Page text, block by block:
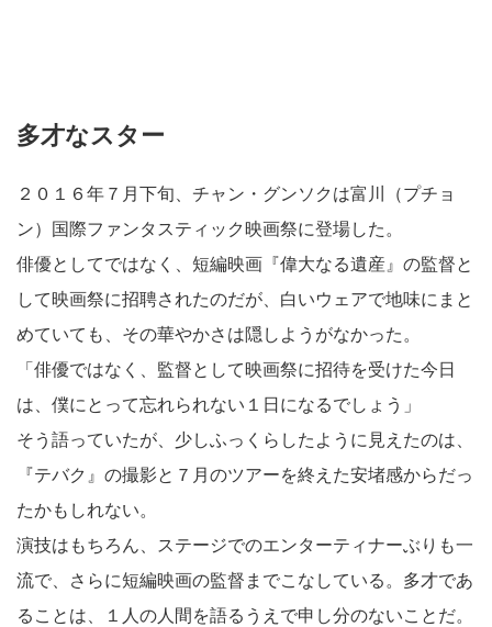
多才なスター
２０１６年７月下旬、チャン・グンソクは富川（プチョ
ン）国際ファンタスティック映画祭に登場した。
俳優としてではなく、短編映画『偉大なる遺産』の監督と
して映画祭に招聘されたのだが、白いウェアで地味にまと
めていても、その華やかさは隠しようがなかった。
「俳優ではなく、監督として映画祭に招待を受けた今日
は、僕にとって忘れられない１日になるでしょう」
そう語っていたが、少しふっくらしたように見えたのは、
『テバク』の撮影と７月のツアーを終えた安堵感からだっ
たかもしれない。
演技はもちろん、ステージでのエンターティナーぶりも一
流で、さらに短編映画の監督までこなしている。多才であ
ることは、１人の人間を語るうえで申し分のないことだ。